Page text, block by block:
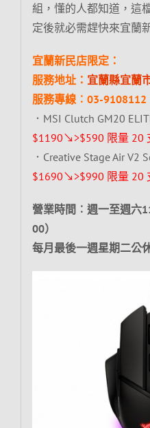
組，懂的人都知道，這
定後就必需趕快來宜蘭
宜蘭新民店限定：
服務地址： 宜蘭縣宜蘭
服務專線︰03-9108112
．MSI Clutch GM20
$1190↘>$590 限量 20
．Creative Stage Air V2
$1690↘>$990 限量 20
營業時間︰週一至週六
00）
每月最後一週星期二公